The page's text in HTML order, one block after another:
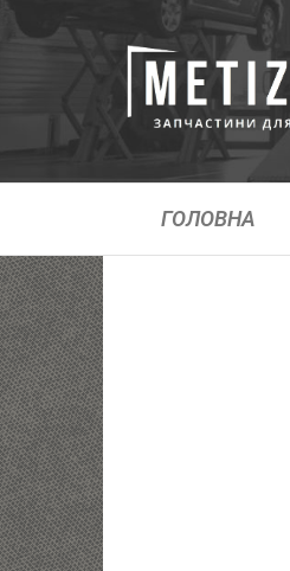
ГОЛОВНА